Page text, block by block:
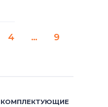
4 … 9
КОМПЛЕКТУЮЩИЕ